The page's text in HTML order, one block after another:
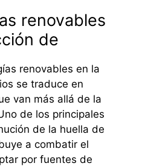
renovables
de
renovables en la
se traduce en
van más allá de la
de los principales
de la huella de
a combatir el
por fuentes de